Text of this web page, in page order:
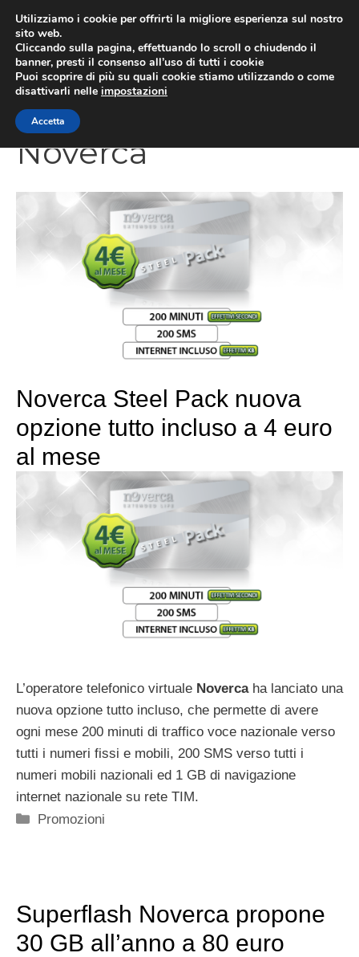
contenuto
Noverca
Noverca Steel Pack nuova
opzione tutto incluso a 4 euro
al mese
L’operatore telefonico virtuale Novercaha lanciato una
nuova opzione tutto incluso, che permette di avere
ogni mese 200 minuti di traffico voce nazionale verso
tutti i numeri fissi e mobili, 200 SMS verso tutti i
numeri mobili nazionali ed 1 GB di navigazione
internet nazionale su rete TIM.
Categorie
Promozioni
Superflash Noverca propone
30 GB all’anno a 80 euro
Utilizziamo i cookie per offrirti la migliore esperienza sul nostro
sito web.
Cliccando sulla pagina, effettuando lo scroll o chiudendo il
banner, presti il consenso all’uso di tutti i cookie
Puoi scoprire di più su quali cookie stiamo utilizzando o come
disattivarli nelle impostazioni
Accetta